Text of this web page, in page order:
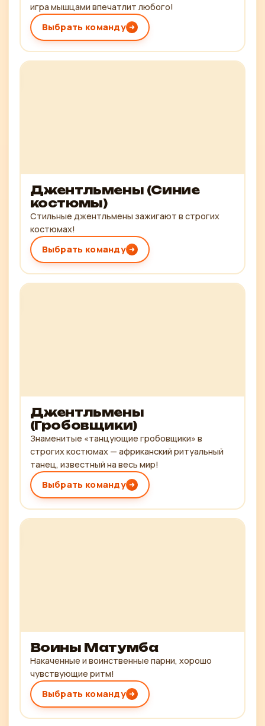
игра мышцами впечатлит любого!
Выбрать команду
Джентльмены (Синие
костюмы)
Стильные джентльмены зажигают в строгих
костюмах!
Выбрать команду
Джентльмены
(Гробовщики)
Знаменитые «танцующие гробовщики» в
строгих костюмах — африканский ритуальный
танец, известный на весь мир!
Выбрать команду
Воины Матумба
Накаченные и воинственные парни, хорошо
чувствующие ритм!
Выбрать команду